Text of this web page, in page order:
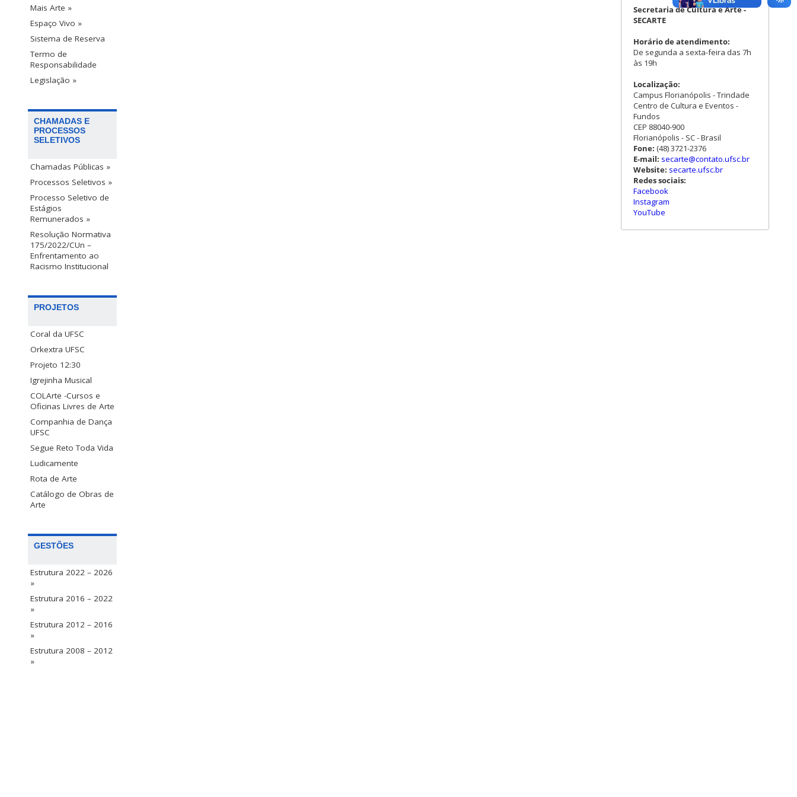
Mais Arte »
Espaço Vivo »
Sistema de Reserva
Termo de
Responsabilidade
Legislação »
CHAMADAS E
PROCESSOS
SELETIVOS
Chamadas Públicas »
Processos Seletivos »
Processo Seletivo de
Estágios
Remunerados »
Resolução Normativa
175/2022/CUn –
Enfrentamento ao
Racismo Institucional
PROJETOS
Coral da UFSC
Orkextra UFSC
Projeto 12:30
Igrejinha Musical
COLArte -Cursos e
Oficinas Livres de Arte
Companhia de Dança
UFSC
Segue Reto Toda Vida
Ludicamente
Rota de Arte
Catálogo de Obras de
Arte
GESTÕES
Estrutura 2022 – 2026
»
Estrutura 2016 – 2022
»
Estrutura 2012 – 2016
»
Estrutura 2008 – 2012
»
Secretaria de Cultura e Arte -
SECARTE
Horário de atendimento:
De segunda a sexta-feira das 7h
às 19h
Localização:
Campus Florianópolis - Trindade
Centro de Cultura e Eventos -
Fundos
CEP 88040-900
Florianópolis - SC - Brasil
Fone: (48) 3721-2376
E-mail: secarte@contato.ufsc.br
Website: secarte.ufsc.br
Redes sociais:
Facebook
Instagram
YouTube